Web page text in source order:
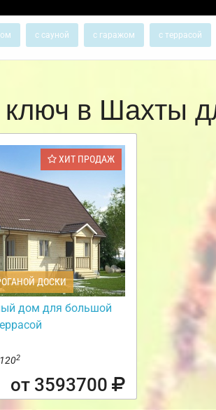
с сауной с гаражом с террасой
ключ в Шахты
ХИТ ПРОДАЖ
ДОСКИ
дом для большой
2
от 3593700